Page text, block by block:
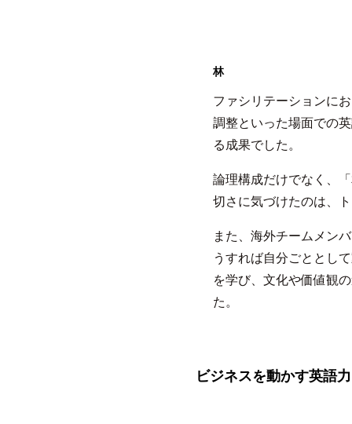
林
ファシリテーションに
調整といった場面での
る成果でした。
論理構成だけでなく、
切さに気づけたのは、
また、海外チームメン
うすれば自分ごととし
を学び、文化や価値観
た。
ビジネスを動かす英語